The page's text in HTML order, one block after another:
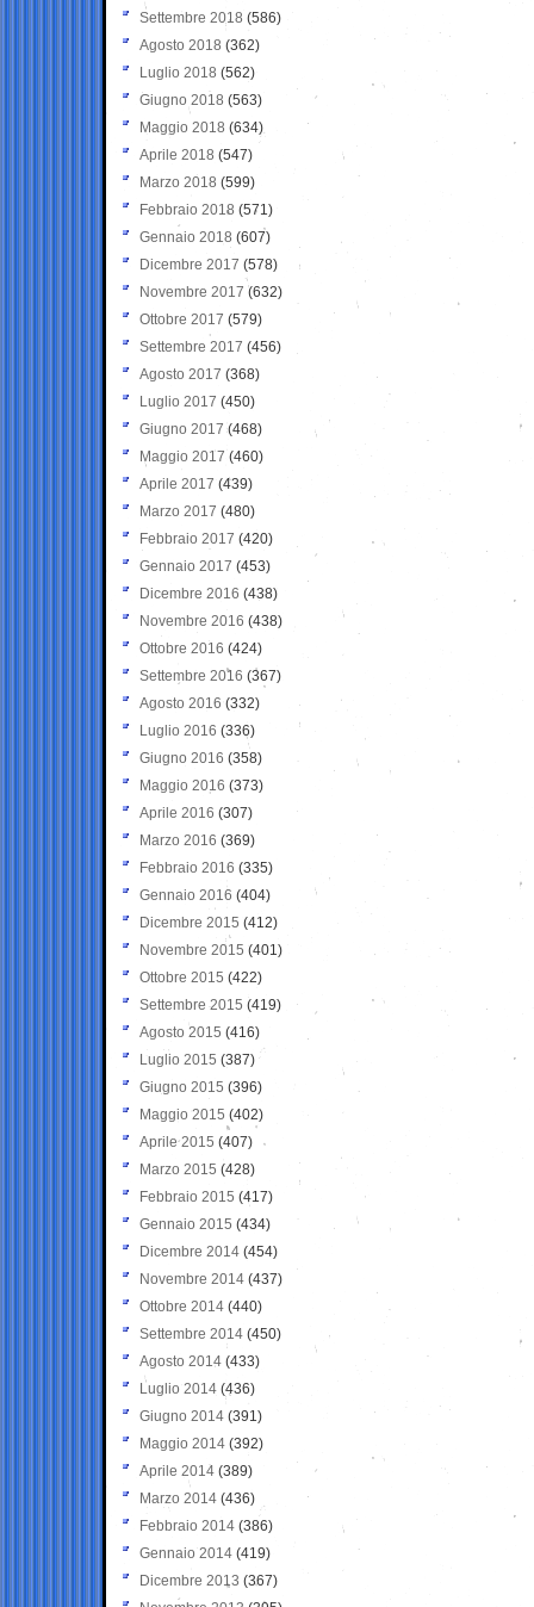
Settembre 2018 (586)
Agosto 2018 (362)
Luglio 2018 (562)
Giugno 2018 (563)
Maggio 2018 (634)
Aprile 2018 (547)
Marzo 2018 (599)
Febbraio 2018 (571)
Gennaio 2018 (607)
Dicembre 2017 (578)
Novembre 2017 (632)
Ottobre 2017 (579)
Settembre 2017 (456)
Agosto 2017 (368)
Luglio 2017 (450)
Giugno 2017 (468)
Maggio 2017 (460)
Aprile 2017 (439)
Marzo 2017 (480)
Febbraio 2017 (420)
Gennaio 2017 (453)
Dicembre 2016 (438)
Novembre 2016 (438)
Ottobre 2016 (424)
Settembre 2016 (367)
Agosto 2016 (332)
Luglio 2016 (336)
Giugno 2016 (358)
Maggio 2016 (373)
Aprile 2016 (307)
Marzo 2016 (369)
Febbraio 2016 (335)
Gennaio 2016 (404)
Dicembre 2015 (412)
Novembre 2015 (401)
Ottobre 2015 (422)
Settembre 2015 (419)
Agosto 2015 (416)
Luglio 2015 (387)
Giugno 2015 (396)
Maggio 2015 (402)
Aprile 2015 (407)
Marzo 2015 (428)
Febbraio 2015 (417)
Gennaio 2015 (434)
Dicembre 2014 (454)
Novembre 2014 (437)
Ottobre 2014 (440)
Settembre 2014 (450)
Agosto 2014 (433)
Luglio 2014 (436)
Giugno 2014 (391)
Maggio 2014 (392)
Aprile 2014 (389)
Marzo 2014 (436)
Febbraio 2014 (386)
Gennaio 2014 (419)
Dicembre 2013 (367)